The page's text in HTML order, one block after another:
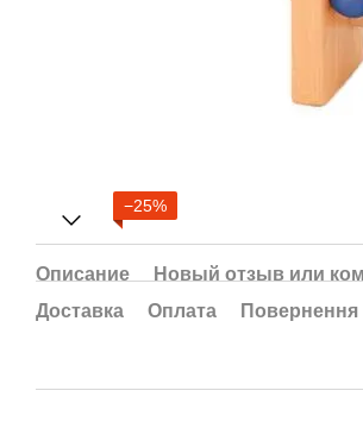
−25%
Описание
Новый отзыв или
Доставка
Оплата Повернення